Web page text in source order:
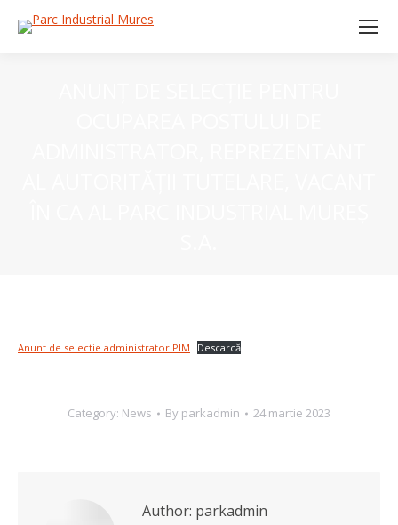
Anunt de selectie administrator PIM Descarcă
Category: News By parkadmin 24 martie 2023
Author: parkadmin